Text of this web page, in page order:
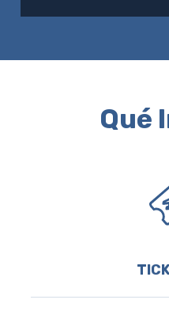
Qué
Vuelos: Madrid -